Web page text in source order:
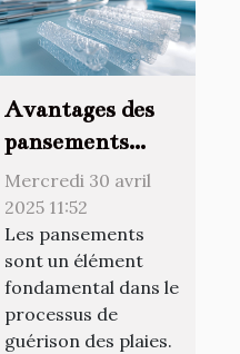
Avantages des
pansements
hydrocellulaires
pour une
guérison efficace
Mercredi 30 avril
2025 11:52
Les pansements
sont un élément
fondamental dans le
processus de
guérison des plaies.